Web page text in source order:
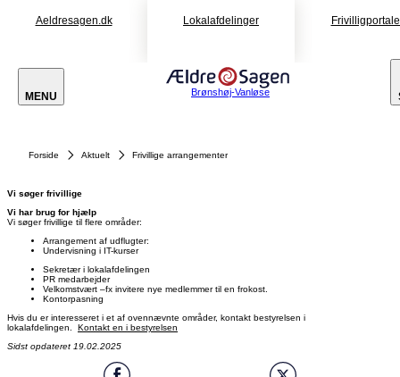
Aeldresagen.dk Lokalafdelinger
MENU Brønshøj-Vanløse
Forside Aktuelt Frivillige arrangementer
Vi søger frivillige
Vi har brug for hjælp
Vi søger frivillige til flere områder:
Arrangement af udflugter:
Undervisning i IT-kurser
Sekretær i lokalafdelingen
PR medarbejder
Velkomstvært –fx invitere nye medlemmer til en frokost.
Kontorpasning
Hvis du er interesseret i et af ovennævnte områder, kontakt bestyrelsen i
lokalafdelingen.
Kontakt en i bestyrelsen
Sidst opdateret 19.02.2025